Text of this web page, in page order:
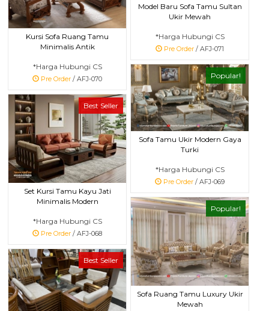
Model Baru Sofa Tamu Sultan
Ukir Mewah
*Harga Hubungi CS
Pre Order / AFJ-071
Kursi Sofa Ruang Tamu
Minimalis Antik
*Harga Hubungi CS
Pre Order / AFJ-070 Popular!
Sofa Tamu Ukir Modern Gaya
Turki
*Harga Hubungi CS
Pre Order / AFJ-069
Best Seller
Set Kursi Tamu Kayu Jati
Minimalis Modern
*Harga Hubungi CS
Pre Order / AFJ-068
Popular!
Sofa Ruang Tamu Luxury Ukir
Mewah
Best Seller